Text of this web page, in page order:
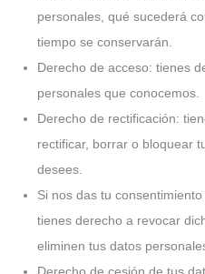
personales, qué sucederá
tiempo se conservarán.
Derecho de acceso: tienes
personales que conocemos.
Derecho de rectificación:
rectificar, borrar o bloquear
desees.
Si nos das tu
tienes derecho a revocar
eliminen tus datos